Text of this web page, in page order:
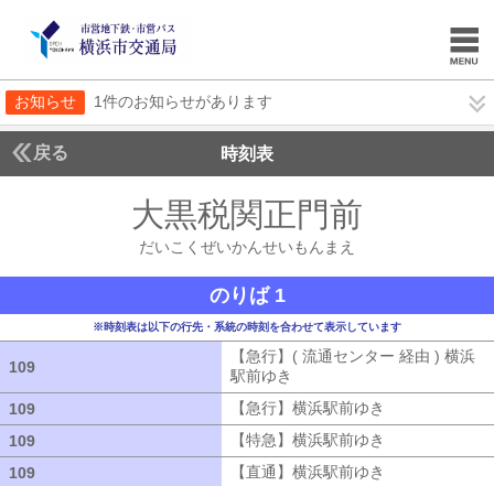
お知らせ 1件のお知らせがあります
戻る 時刻表
大黒税関正門前
だいこくぜいかんせいもんまえ
のりば 1
※時刻表は以下の行先・系統の時刻を合わせて表示しています
109
【急行】( 流通センター 経由 ) 横浜
駅前ゆき
109
【急行】横浜駅前ゆき
109
【特急】横浜駅前ゆき
109
【直通】横浜駅前ゆき